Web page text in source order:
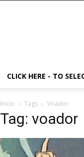
CLICK HERE - TO
Início Tags Voador
Tag: voador